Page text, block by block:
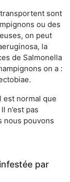
sont
ou des
on peut
la
de Salmonella
on a :
est normal que
n’est pas
nous pouvons
par